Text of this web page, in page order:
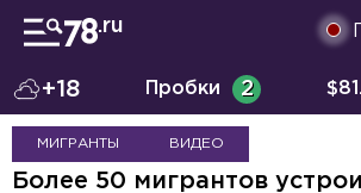
+18 Пробки 2 $
МИГРАНТЫ ВИДЕО
Более 50 мигрантов